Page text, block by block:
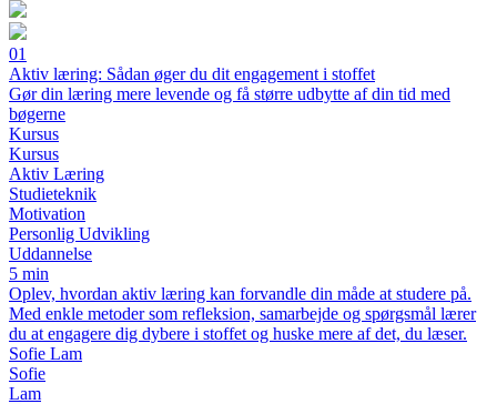
01
Aktiv læring: Sådan øger du dit engagement i stoffet
Gør din læring mere levende og få større udbytte af din tid med
bøgerne
Kursus
Kursus
Aktiv Læring
Studieteknik
Motivation
Personlig Udvikling
Uddannelse
5 min
Oplev, hvordan aktiv læring kan forvandle din måde at studere på.
Med enkle metoder som refleksion, samarbejde og spørgsmål lærer
du at engagere dig dybere i stoffet og huske mere af det, du læser.
Sofie Lam
Sofie
Lam